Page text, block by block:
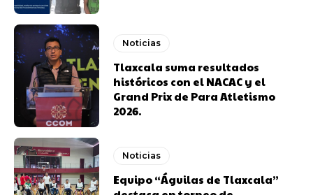
Noticias
Tlaxcala suma resultados
históricos con el NACAC y el
Grand Prix de Para Atletismo
2026.
Noticias
Equipo “Águilas de Tlaxcala”